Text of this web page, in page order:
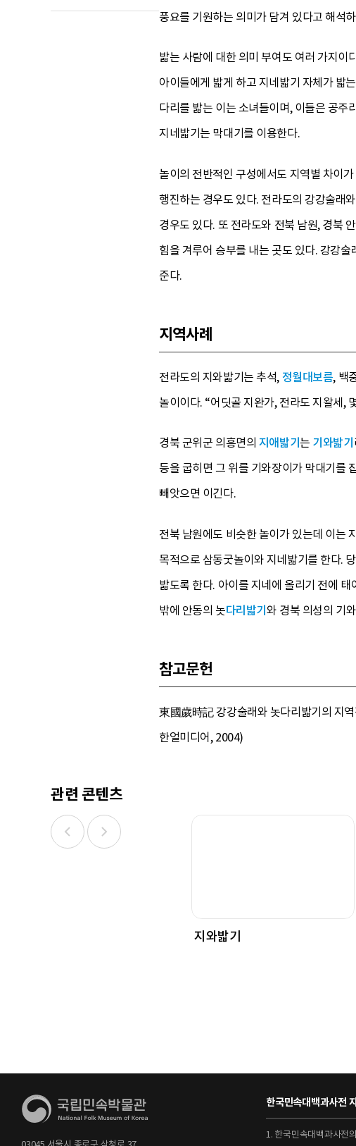
풍요를 기원하는 의미가 담겨 있다고 해석
밟는 사람에 대한 의미 부여도 여러 가지이
아이들에게 밟게 하고 지네밟기 자체가 밟
다리를 밟는 이는 소녀들이며, 이들은 공주
지네밟기는 막대기를 이용한다.
놀이의 전반적인 구성에서도 지역별 차이
행진하는 경우도 있다. 전라도의 강강술래
경우도 있다. 또 전라도와 전북 남원, 경북
힘을 겨루어 승부를 내는 곳도 있다. 강강
준다.
지역사례
전라도의 지와밟기는 추석, 정월대보름, 백
놀이이다. “어딧골 지완가, 전라도 지왈세,
경북 군위군 의흥면의 지애밟기는 기와밟기
등을 굽히면 그 위를 기와장이가 막대기를
빼앗으면 이긴다.
전북 남원에도 비슷한 놀이가 있는데 이는
목적으로 삼동굿놀이와 지네밟기를 한다.
밟도록 한다. 아이를 지네에 올리기 전에
밖에 안동의 놋다리밟기 와 경북 의성의 기
참고문헌
東國歲時記 강강술래와 놋다리밟기의 지
한얼미디어, 2004)
관련 콘텐츠
지와밟기
한국민속대백과사전
1. 한국민속대백과사전